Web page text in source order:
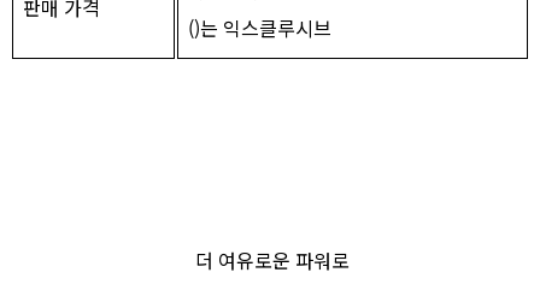
판매 가격
()는 익스클루시브
더 여유로운 파워로